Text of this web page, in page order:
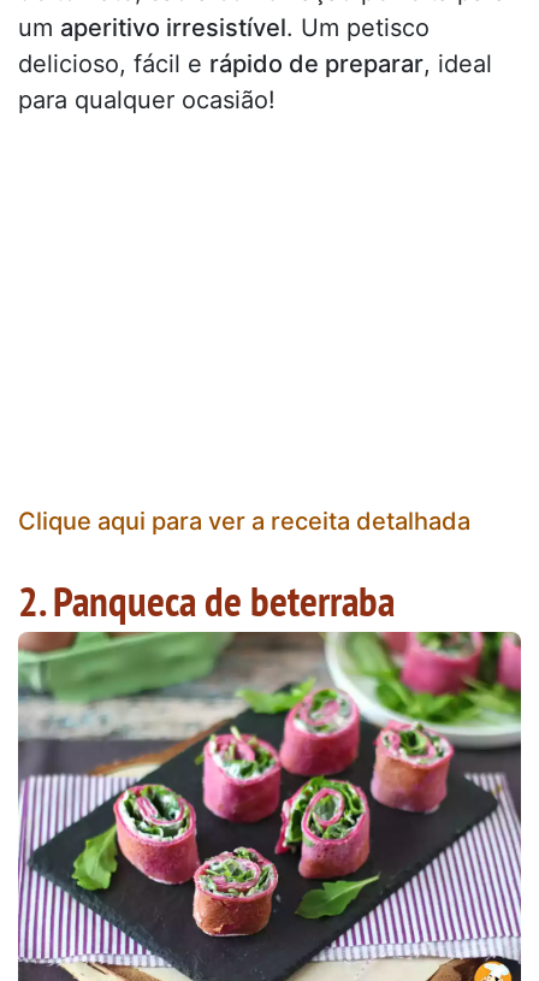
um aperitivo irresistível. Um petisco
delicioso, fácil e rápido de preparar, ideal
para qualquer ocasião!
Clique aqui para ver a receita detalhada
2. Panqueca de beterraba